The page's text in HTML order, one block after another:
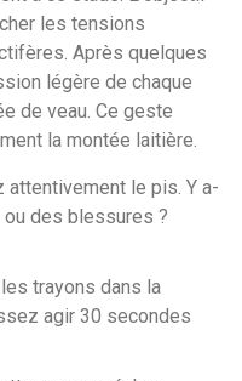
les tensions
Après quelques
légère de chaque
de veau. Ce geste
la montée laitière.
attentivement le pis. Y a-
des blessures ?
trayons dans la
agir 30 secondes